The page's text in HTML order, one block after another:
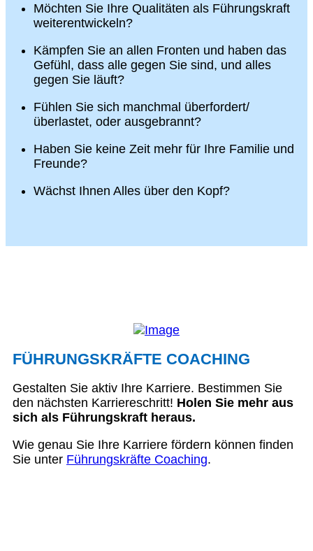
Möchten Sie Ihre Qualitäten als Führungskraft
weiterentwickeln?
Kämpfen Sie an allen Fronten und haben das
Gefühl, dass alle gegen Sie sind, und alles
gegen Sie läuft?
Fühlen Sie sich manchmal überfordert/
überlastet, oder ausgebrannt?
Haben Sie keine Zeit mehr für Ihre Familie und
Freunde?
Wächst Ihnen Alles über den Kopf?
FÜHRUNGSKRÄFTE COACHING
Gestalten Sie aktiv Ihre Karriere. Bestimmen Sie
den nächsten Karriereschritt! Holen Sie mehr aus
sich als Führungskraft heraus.
Wie genau Sie Ihre Karriere fördern können finden
Sie unter Führungskräfte Coaching.